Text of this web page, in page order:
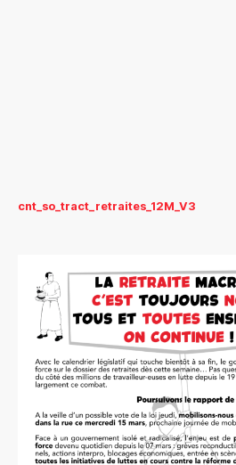
cnt_so_tract_retraites_12M_V3